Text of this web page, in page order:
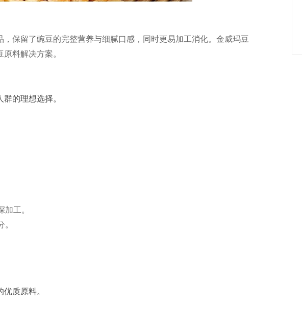
保留了豌豆的完整营养与细腻口感，同时更易加工消化。金威玛豆
料解决方案。
的理想选择。
工。
质原料。